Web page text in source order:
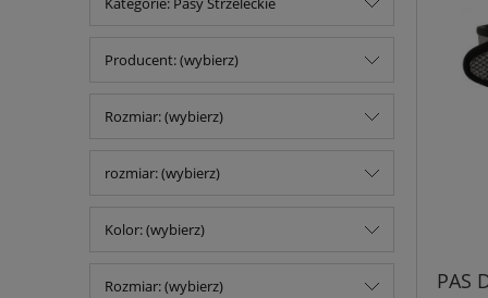
Producent: (wybierz)
Rozmiar: (wybierz)
rozmiar: (wybierz)
Kolor: (wybierz)
Rozmiar: (wybierz) PAS